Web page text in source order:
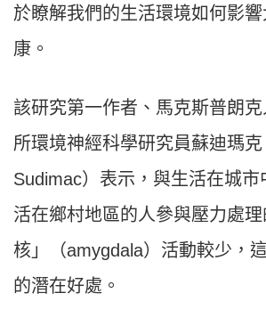
於瞭解我們的生活環境如何影
康。
該研究第一作者、馬克斯普朗
所環境神經科學研究員蘇迪瑪
Sudimac）表示，與生活在城市
活在鄉村地區的人參與壓力處
核」（amygdala）活動較少，
的潛在好處。